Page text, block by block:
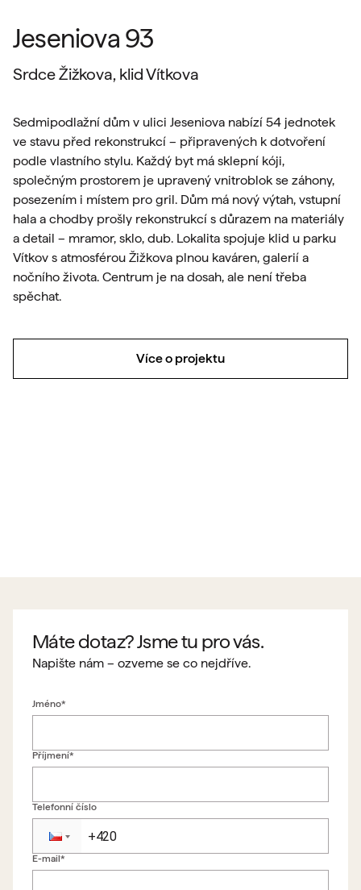
Jeseniova 93
Srdce Žižkova, klid Vítkova
Sedmipodlažní dům v ulici Jeseniova nabízí 54 jednotek
ve stavu před rekonstrukcí – připravených k dotvoření
podle vlastního stylu. Každý byt má sklepní kóji,
společným prostorem je upravený vnitroblok se záhony,
posezením i místem pro gril. Dům má nový výtah, vstupní
hala a chodby prošly rekonstrukcí s důrazem na materiály
a detail – mramor, sklo, dub. Lokalita spojuje klid u parku
Vítkov s atmosférou Žižkova plnou kaváren, galerií a
nočního života. Centrum je na dosah, ale není třeba
spěchat.
Více o projektu
Máte dotaz? Jsme tu pro vás.
Napište nám – ozveme se co nejdříve.
Zpět na formulář
Jméno*
Příjmení*
Telefonní číslo
E-mail*